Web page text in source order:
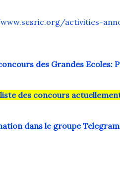
activities-
des Grandes
des concours
dans le groupe Telegram